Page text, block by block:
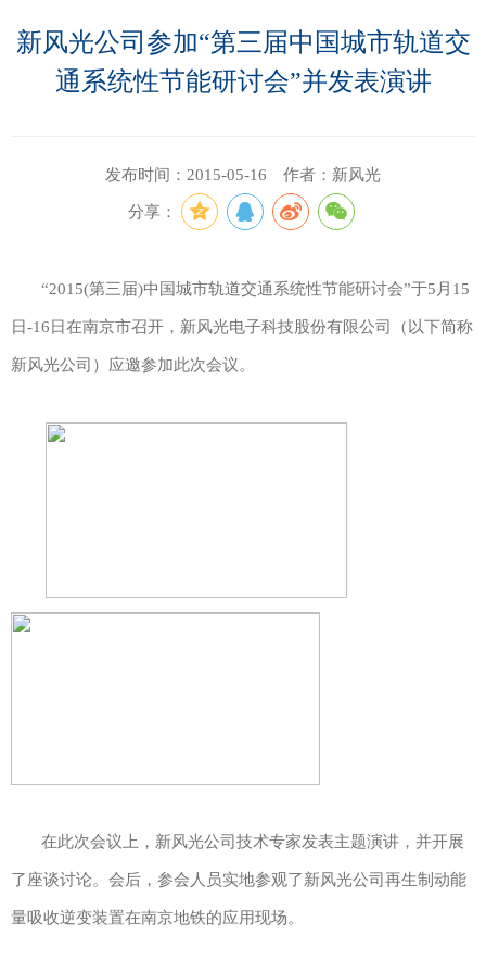
新风光公司参加“第三届中国城市轨道交
通系统性节能研讨会”并发表演讲
发布时间：2015-05-16 作者：新风光
分享：
“2015(第三届)中国城市轨道交通系统性节能研讨会”于5月15
日-16日在南京市召开，新风光电子科技股份有限公司（以下简称
新风光公司）应邀参加此次会议。
在此次会议上，新风光公司技术专家发表主题演讲，并开展
了座谈讨论。会后，参会人员实地参观了新风光公司再生制动能
量吸收逆变装置在南京地铁的应用现场。